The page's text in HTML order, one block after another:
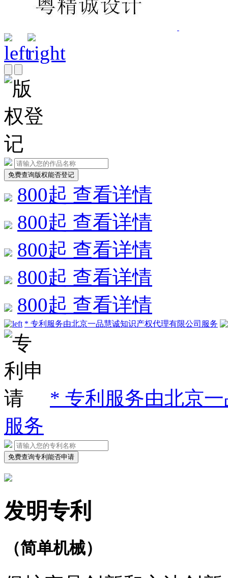
免费查询版权能否登记
800起 查看详情
800起 查看详情
800起 查看详情
800起 查看详情
800起 查看详情
* 专利服务由北京一品慧诚知识产权代理有限公司服务
* 专利服务由北京
服务
免费查询专利能否申请
发明专利
（简单机械）